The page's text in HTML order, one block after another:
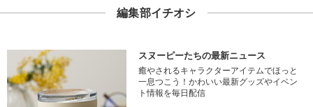
編集部イチオシ
スヌーピーたちの最新ニュース
癒やされるキャラクターアイテムでほっと
一息つこう！かわいい最新グッズやイベン
ト情報を毎日配信